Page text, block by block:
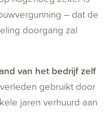
– dat de
doorgang zal
van het bedrijf zelf
gebruikt door
jaren verhuurd aan